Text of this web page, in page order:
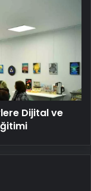
Dijital ve